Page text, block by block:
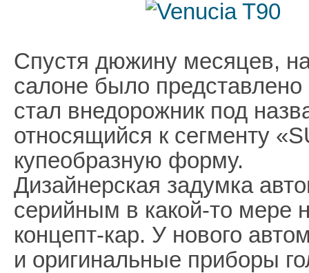
Спустя дюжину месяцев,
салоне было
стал внедорожник под
относящийся к сегменту
купеобразную форму.
Дизайнерская задумка
серийным в какой-то мере
концепт-кар. У нового
и оригинальные приборы